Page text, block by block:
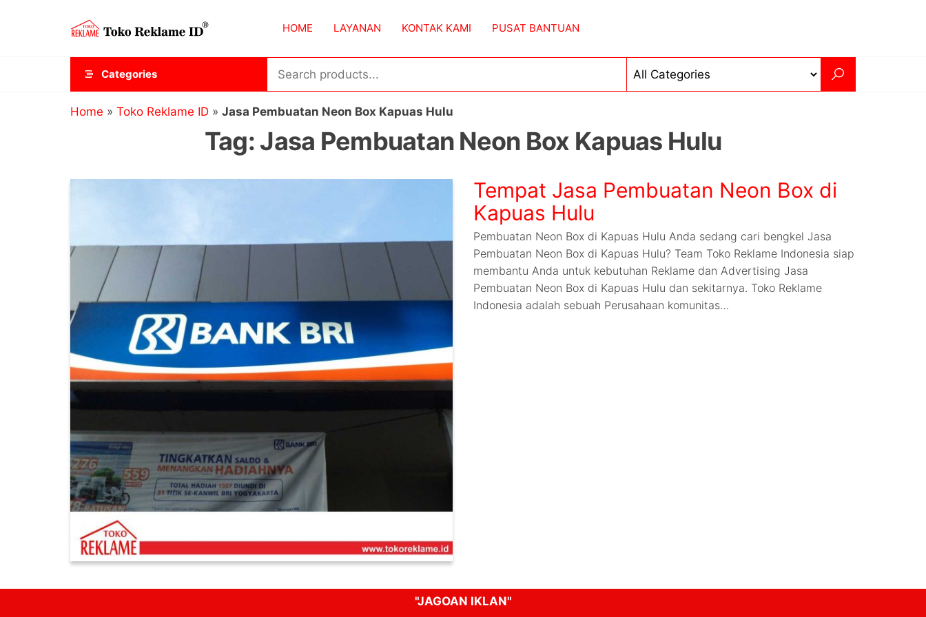
ID
HOME LAYANAN KONTAK KAMI PUSAT BANTUAN
Categories
Home » Toko Reklame ID » Jasa Pembuatan Neon Box Kapuas Hulu
Tag: Jasa Pembuatan Neon Box Kapuas Hulu
Tempat Jasa Pembuatan Neon Box di
Kapuas Hulu
Pembuatan Neon Box di Kapuas Hulu Anda sedang cari bengkel Jasa
Pembuatan Neon Box di Kapuas Hulu? Team Toko Reklame Indonesia siap
membantu Anda untuk kebutuhan Reklame dan Advertising Jasa
Pembuatan Neon Box di Kapuas Hulu dan sekitarnya. Toko Reklame
Indonesia adalah sebuah Perusahaan komunitas…
"JAGOAN IKLAN"